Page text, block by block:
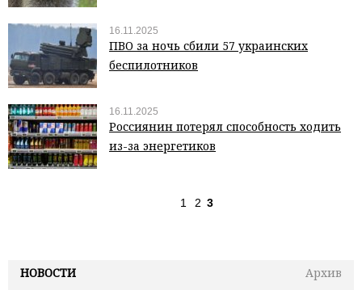
НОВОСТИ
Архив
16.11.2025
ПВО за ночь сбили 57 украинских
беспилотников
16.11.2025
Россиянин потерял способность ходить
из-за энергетиков
1 2 3